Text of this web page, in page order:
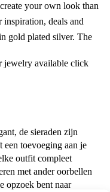
your own look than
inspiration, deals and
gold plated silver. The
jewelry available click
de sieraden zijn
een toevoeging aan je
outfit compleet
met ander oorbellen
opzoek bent naar